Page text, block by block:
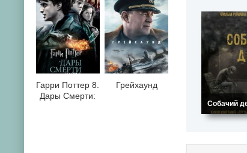
Собачий
Гарри Поттер 8.
Дары Смерти:
Грейхаунд